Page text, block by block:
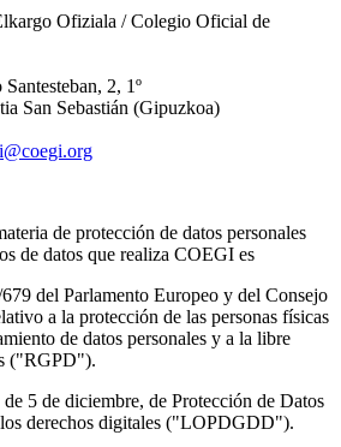
Ofiziala / Colegio Oficial de
2, 1º
San Sebastián (Gipuzkoa)
de protección de datos personales
de datos que realiza COEGI es
del Parlamento Europeo y del Consejo
a la protección de las personas físicas
de datos personales y a la libre
("RGPD").
5 de diciembre, de Protección de Datos
los derechos digitales ("LOPDGDD").